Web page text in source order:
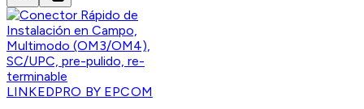
LINKEDPRO BY EPCOM